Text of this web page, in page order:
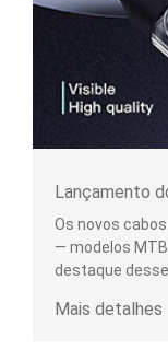
Lançamento
Os novos
— modelos
destaque
Mais detalhes